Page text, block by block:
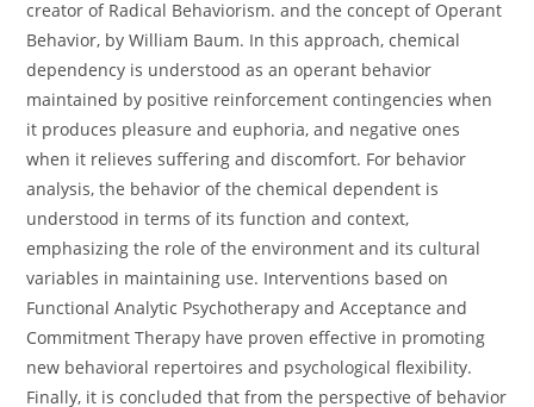
creator of Radical Behaviorism. and the concept of Operant
Behavior, by William Baum. In this approach, chemical
dependency is understood as an operant behavior
maintained by positive reinforcement contingencies when
it produces pleasure and euphoria, and negative ones
when it relieves suffering and discomfort. For behavior
analysis, the behavior of the chemical dependent is
understood in terms of its function and context,
emphasizing the role of the environment and its cultural
variables in maintaining use. Interventions based on
Functional Analytic Psychotherapy and Acceptance and
Commitment Therapy have proven effective in promoting
new behavioral repertoires and psychological flexibility.
Finally, it is concluded that from the perspective of behavior